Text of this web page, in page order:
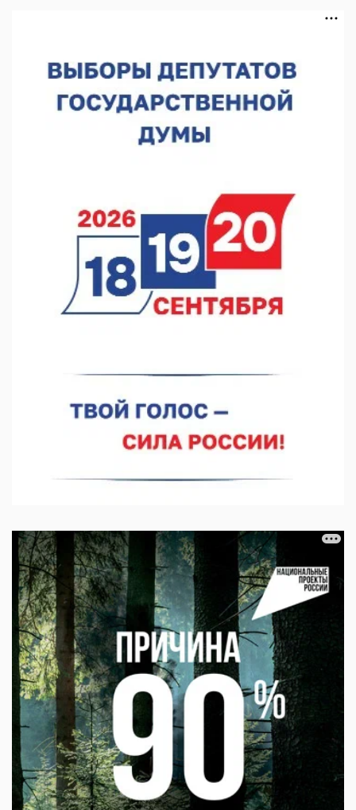
В Чкаловске спустили на воду «Метеор-120Р»
07.08.2026 13:15
В Нижегородской области посещаемость спортобъектов
выросла на 28%
07.08.2026 12:15